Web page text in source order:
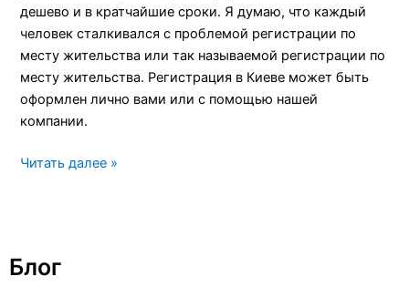
дешево и в кратчайшие сроки. Я думаю, что каждый
человек сталкивался с проблемой регистрации по
месту жительства или так называемой регистрации по
месту жительства. Регистрация в Киеве может быть
оформлен лично вами или с помощью нашей
компании.
Читать далее »
Блог